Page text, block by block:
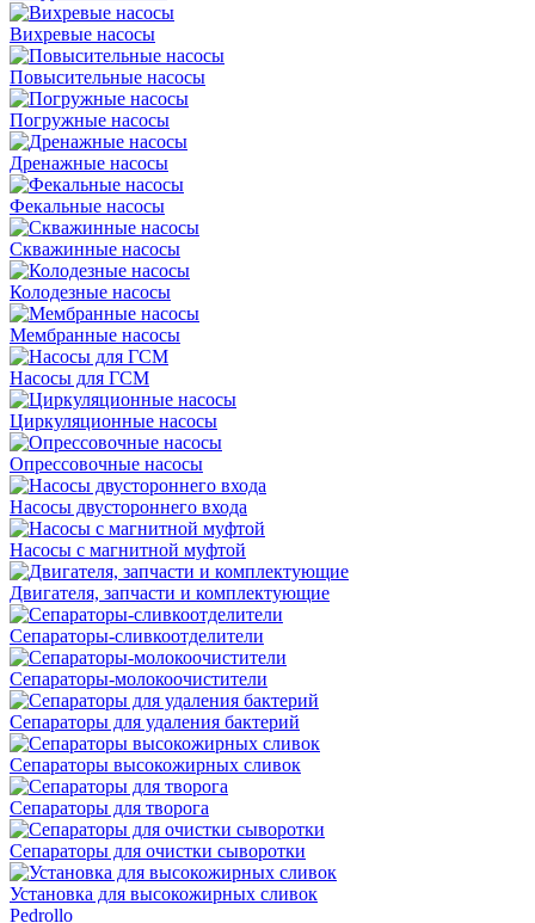
Вихревые насосы
Повысительные насосы
Погружные насосы
Дренажные насосы
Фекальные насосы
Скважинные насосы
Колодезные насосы
Мембранные насосы
Насосы для ГСМ
Циркуляционные насосы
Опрессовочные насосы
Насосы двустороннего входа
Насосы с магнитной муфтой
Двигателя, запчасти и комплектующие
Сепараторы-сливкоотделители
Сепараторы-молокоочистители
Сепараторы для удаления бактерий
Сепараторы высокожирных сливок
Сепараторы для творога
Сепараторы для очистки сыворотки
Установка для высокожирных сливок
Pedrollo